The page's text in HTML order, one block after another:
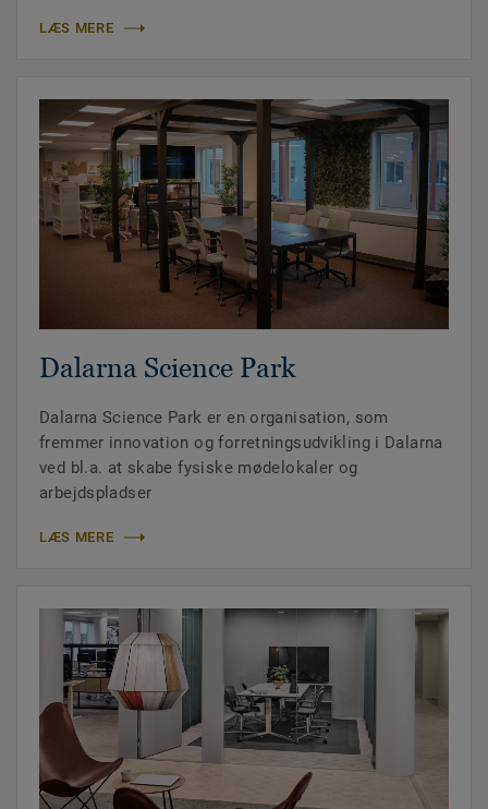
LÆS MERE
Dalarna Science Park
Dalarna Science Park er en organisation, som
fremmer innovation og forretningsudvikling i Dalarna
ved bl.a. at skabe fysiske mødelokaler og
arbejdspladser
LÆS MERE